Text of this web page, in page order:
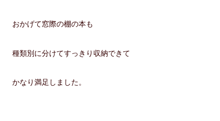
おかげて窓際の棚の本も
種類別に分けてすっきり収納できて
かなり満足しました。